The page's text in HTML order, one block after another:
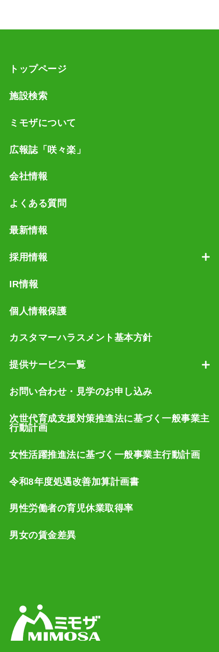
トップページ
施設検索
ミモザについて
広報誌「咲々楽」
会社情報
よくある質問
最新情報
採用情報
IR情報
個人情報保護
カスタマーハラスメント基本方針
提供サービス一覧
お問い合わせ・見学のお申し込み
次世代育成支援対策推進法に基づく一般事業主
行動計画
女性活躍推進法に基づく一般事業主行動計画
令和8年度処遇改善加算計画書
男性労働者の育児休業取得率
男女の賃金差異